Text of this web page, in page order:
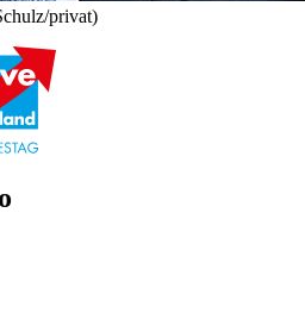
privat)